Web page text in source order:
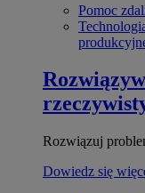
Pomoc
Rozwiązuj
Dowiedz się